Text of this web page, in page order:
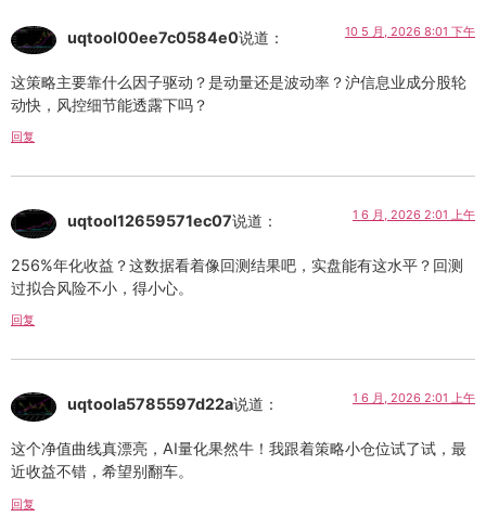
uqtool00ee7c0584e0说道： 10 5 月, 2026 8:01 下午
这策略主要靠什么因子驱动？是动量还是波动率？沪信息业成分股轮
动快，风控细节能透露下吗？
回复
uqtool12659571ec07说道： 1 6 月, 2026 2:01 上午
256%年化收益？这数据看着像回测结果吧，实盘能有这水平？回测
过拟合风险不小，得小心。
回复
uqtoola5785597d22a说道： 1 6 月, 2026 2:01 上午
这个净值曲线真漂亮，AI量化果然牛！我跟着策略小仓位试了试，最
近收益不错，希望别翻车。
回复